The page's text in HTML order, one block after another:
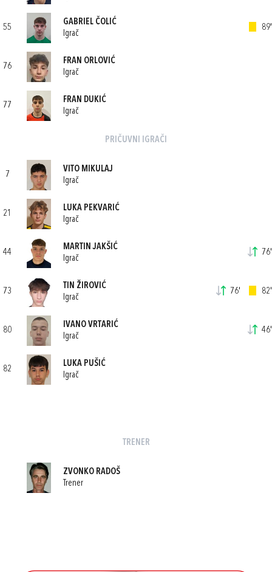
55
GABRIEL ČOLIĆ
Igrač
89'
76
FRAN ORLOVIĆ
Igrač
77
FRAN DUKIĆ
Igrač
PRIČUVNI IGRAČI
7
VITO MIKULAJ
Igrač
21
LUKA PEKVARIĆ
Igrač
44
MARTIN JAKŠIĆ
Igrač
76'
73
TIN ŽIROVIĆ
Igrač
76' 82'
80
IVANO VRTARIĆ
Igrač
46'
82
LUKA PUŠIĆ
Igrač
TRENER
ZVONKO RADOŠ
Trener